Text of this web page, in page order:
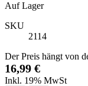
Auf Lager
SKU
2114
Der Preis hängt von
16,99 €
Inkl. 19% MwSt